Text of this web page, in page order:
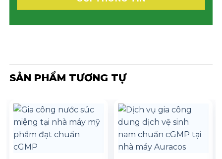
SẢN PHẨM TƯƠNG TỰ